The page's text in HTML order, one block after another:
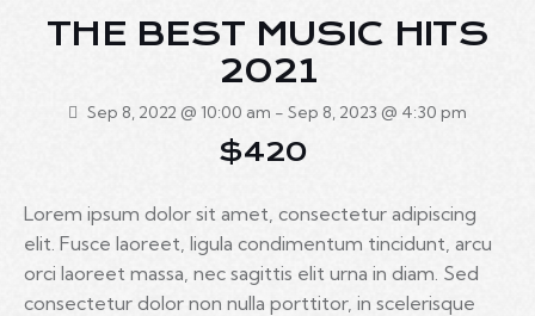
THE BEST MUSIC HITS
2021
Sep 8, 2022 @ 10:00 am - Sep 8, 2023 @ 4:30 pm
$420
Lorem ipsum dolor sit amet, consectetur adipiscing
elit. Fusce laoreet, ligula condimentum tincidunt, arcu
orci laoreet massa, nec sagittis elit urna in diam. Sed
consectetur dolor non nulla porttitor, in scelerisque